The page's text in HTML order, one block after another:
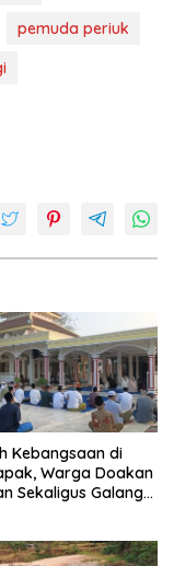
pemuda periuk
Kebangsaan di
Warga Doakan
Sekaligus Galang